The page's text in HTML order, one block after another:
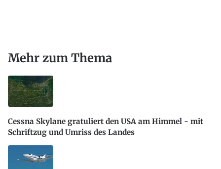
Mehr zum Thema
Cessna Skylane gratuliert den USA am Himmel - mit
Schriftzug und Umriss des Landes